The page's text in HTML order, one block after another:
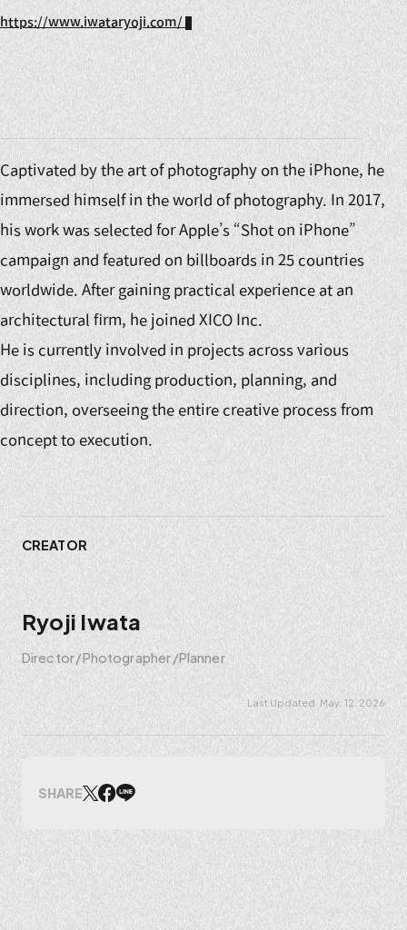
https://www.iwataryoji.com/
Captivated by the art of photography on the iPhone, he
immersed himself in the world of photography. In 2017,
his work was selected for Apple’s “Shot on iPhone”
campaign and featured on billboards in 25 countries
worldwide. After gaining practical experience at an
architectural firm, he joined XICO Inc.
He is currently involved in projects across various
disciplines, including production, planning, and
direction, overseeing the entire creative process from
concept to execution.
CREATOR
Ryoji Iwata
Director Photographer Planner
May. 12. 2026
SHARE